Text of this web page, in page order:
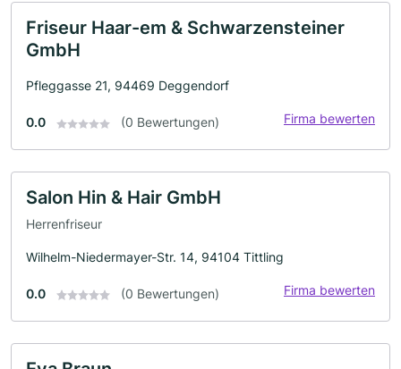
Friseur Haar-em & Schwarzensteiner
GmbH
Pfleggasse 21, 94469 Deggendorf
0.0 (0 Bewertungen) Firma bewerten
Salon Hin & Hair GmbH
Herrenfriseur
Wilhelm-Niedermayer-Str. 14, 94104 Tittling
0.0 (0 Bewertungen) Firma bewerten